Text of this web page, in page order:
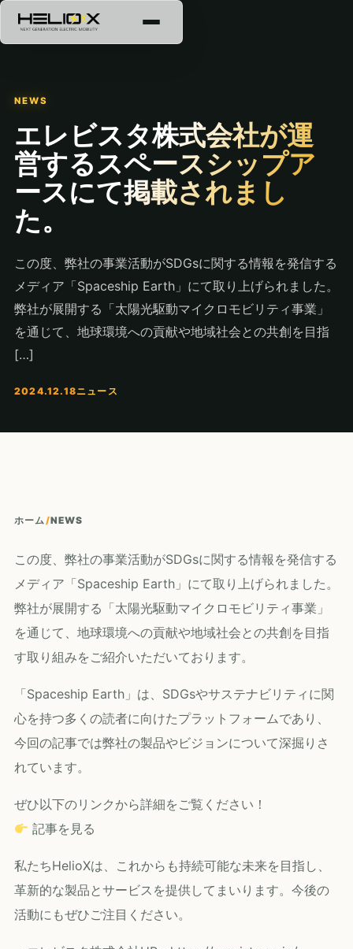
NEWS
エレビスタ株式会社が運
営するスペースシップア
ースにて掲載されまし
た。
この度、弊社の事業活動がSDGsに関する情報を発信する
メディア「Spaceship Earth」にて取り上げられました。
弊社が展開する「太陽光駆動マイクロモビリティ事業」
を通じて、地球環境への貢献や地域社会との共創を目指
[…]
2024.12.18ニュース
ホーム/NEWS
この度、弊社の事業活動がSDGsに関する情報を発信する
メディア「Spaceship Earth」にて取り上げられました。
弊社が展開する「太陽光駆動マイクロモビリティ事業」
を通じて、地球環境への貢献や地域社会との共創を目指
す取り組みをご紹介いただいております。
「Spaceship Earth」は、SDGsやサステナビリティに関
心を持つ多くの読者に向けたプラットフォームであり、
今回の記事では弊社の製品やビジョンについて深掘りさ
れています。
ぜひ以下のリンクから詳細をご覧ください！
記事を見る
私たちHelioXは、これからも持続可能な未来を目指し、
革新的な製品とサービスを提供してまいります。今後の
活動にもぜひご注目ください。